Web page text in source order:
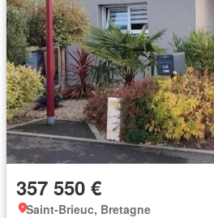
357 550 €
Saint-Brieuc, Bretagne